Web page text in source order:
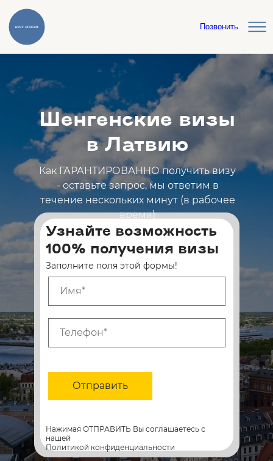
Позвонить
Шенгенские визы
в Латвию
Как ГАРАНТИРОВАННО получить визу
- оставьте запрос, мы ответим в
течение нескольких минут (в рабочее
время)
Отправить
Заполните поля этой формы!
Узнайте возможность
100% получения визы
Нажимая ОТПРАВИТЬ Вы соглашаетесь с
нашей
Политикой конфиденциальности